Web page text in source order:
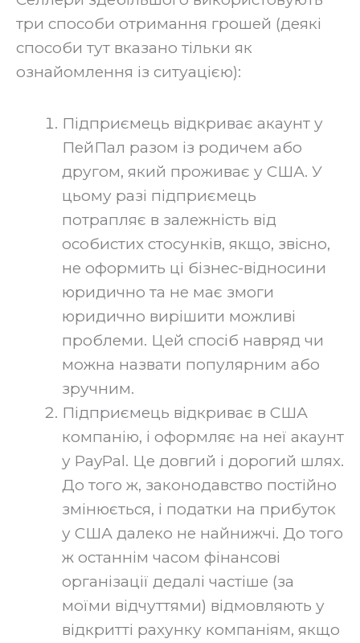
три способи отримання грошей (деякі
способи тут вказано тільки як
ознайомлення із ситуацією):
Підприємець відкриває акаунт у
ПейПал разом із родичем або
другом, який проживає у США. У
цьому разі підприємець
потрапляє в залежність від
особистих стосунків, якщо, звісно,
не оформить ці бізнес-відносини
юридично та не має змоги
юридично вирішити можливі
проблеми. Цей спосіб навряд чи
можна назвати популярним або
зручним.
Підприємець відкриває в США
компанію, і оформляє на неї акаунт
у PayPal. Це довгий і дорогий шлях.
До того ж, законодавство постійно
змінюється, і податки на прибуток
у США далеко не найнижчі. До того
ж останнім часом фінансові
організації дедалі частіше (за
моїми відчуттями) відмовляють у
відкритті рахунку компаніям, якщо